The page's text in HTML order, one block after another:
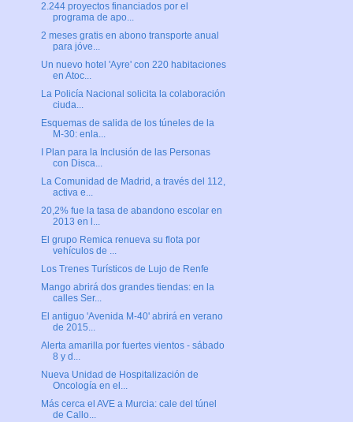
2.244 proyectos financiados por el
programa de apo...
2 meses gratis en abono transporte anual
para jóve...
Un nuevo hotel 'Ayre' con 220 habitaciones
en Atoc...
La Policía Nacional solicita la colaboración
ciuda...
Esquemas de salida de los túneles de la
M-30: enla...
I Plan para la Inclusión de las Personas
con Disca...
La Comunidad de Madrid, a través del 112,
activa e...
20,2% fue la tasa de abandono escolar en
2013 en l...
El grupo Remica renueva su flota por
vehículos de ...
Los Trenes Turísticos de Lujo de Renfe
Mango abrirá dos grandes tiendas: en la
calles Ser...
El antiguo 'Avenida M-40' abrirá en verano
de 2015...
Alerta amarilla por fuertes vientos - sábado
8 y d...
Nueva Unidad de Hospitalización de
Oncología en el...
Más cerca el AVE a Murcia: cale del túnel
de Callo...